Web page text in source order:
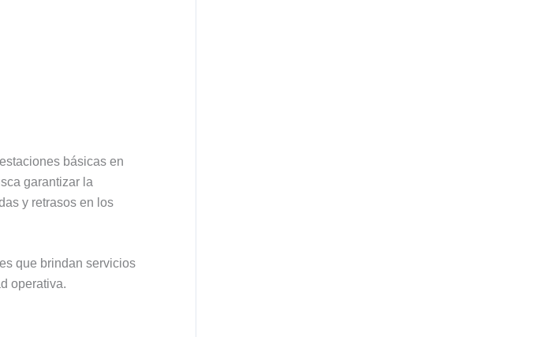
básicas en
garantizar la
y retrasos en los
que brindan servicios
operativa.